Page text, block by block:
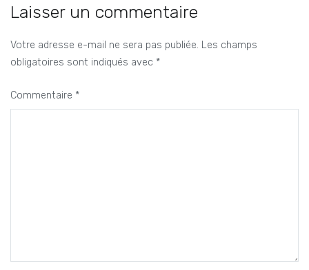
Laisser un commentaire
Votre adresse e-mail ne sera pas publiée. Les champs
obligatoires sont indiqués avec *
Commentaire *